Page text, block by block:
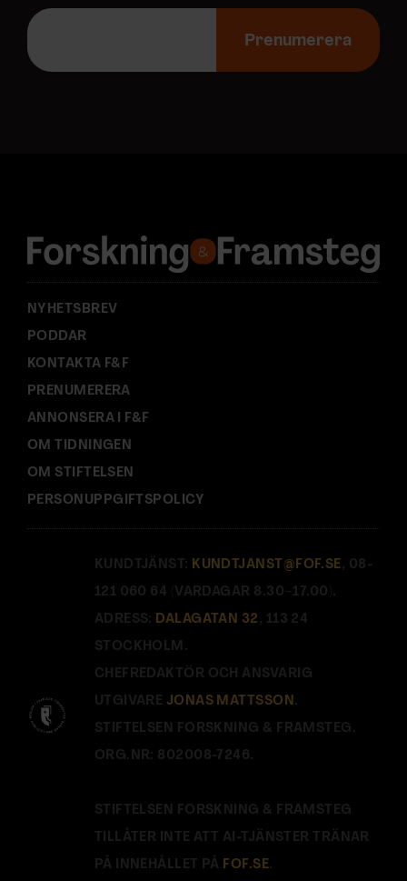
E
p
s
:
Prenumerera
NYHETSBREV
PODDAR
KONTAKTA F&F
PRENUMERERA
ANNONSERA I F&F
OM TIDNINGEN
OM STIFTELSEN
PERSONUPPGIFTSPOLICY
KUNDTJÄNST: KUNDTJANST@FOF.SE , 08-
121 060 64 (VARDAGAR 8.30–17.00).
ADRESS: DALAGATAN 32 , 113 24
STOCKHOLM.
CHEFREDAKTÖR OCH ANSVARIG
UTGIVARE JONAS MATTSSON.
STIFTELSEN FORSKNING & FRAMSTEG.
ORG.NR: 802008-7246.
STIFTELSEN FORSKNING & FRAMSTEG
TILLÅTER INTE ATT AI-TJÄNSTER TRÄNAR
PÅ INNEHÅLLET PÅ FOF.SE.